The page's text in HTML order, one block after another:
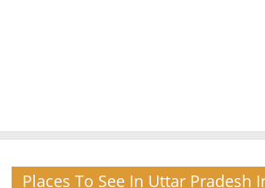
Places To See In Uttar Pradesh